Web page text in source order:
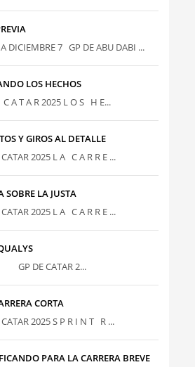
DICIEMBRE 7 GP DE ABU DABI ...
LOS HECHOS
C A T A R 2025 L O S H E...
Y GIROS AL DETALLE
CATAR 2025 L A C A R R E ...
SOBRE LA JUSTA
CATAR 2025 L A C A R R E ...
DE CATAR 2...
CORTA
CATAR 2025 S P R I N T R ...
PARA LA CARRERA BREVE